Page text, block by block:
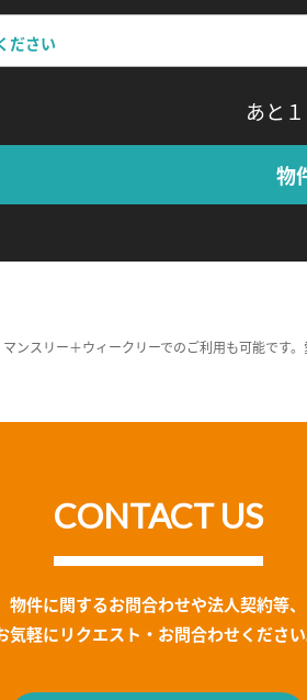
あと
物
ンスリー＋ウィークリーでのご利用も可能です
CONTACT US
物件に関するお問合わせや法人契約等、
気軽にリクエスト・お問合わせください